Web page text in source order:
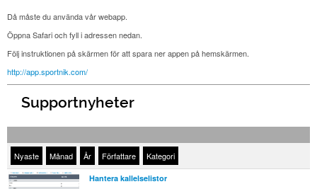
Då måste du använda vår webapp.
Öppna Safari och fyll i adressen nedan.
Följ instruktionen på skärmen för att spara ner appen på hemskärmen.
http://app.sportnik.com/
Supportnyheter
Nyaste Månad År Författare Kategori
Hantera kallelselistor